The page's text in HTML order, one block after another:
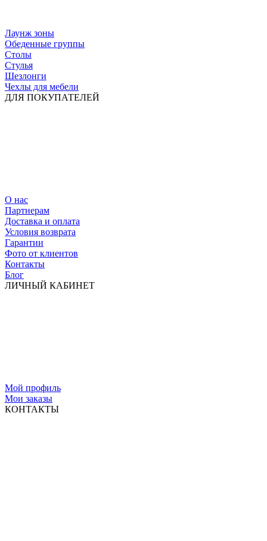
Лаунж зоны
Обеденные группы
Столы
Стулья
Шезлонги
Чехлы для мебели
ДЛЯ ПОКУПАТЕЛЕЙ
О нас
Партнерам
Доставка и оплата
Условия возврата
Гарантии
Фото от клиентов
Контакты
Блог
ЛИЧНЫЙ КАБИНЕТ
Мой профиль
Мои заказы
КОНТАКТЫ